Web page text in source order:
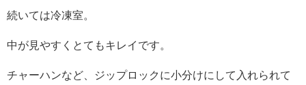
続いては冷凍室。
中が見やすくとてもキレイです。
チャーハンなど、ジップロックに小分けにして入れられて